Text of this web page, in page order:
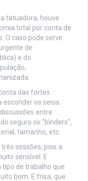
tatuadora, houve
total por conta de
O caso pode servir
de
e do
das fortes
os seios.
entre
seguro os “binders”,
tamanho, etc.
sessões, pois a
sensível. E
de trabalho que
bom. E frisa, que